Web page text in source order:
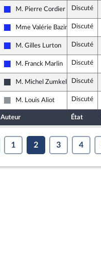
Les Républicains
M. Pierre Cordier Discuté
Les Républicains
Mme Valérie Bazin-Malgras
Discuté
Les Républicains
M. Gilles Lurton Discuté
Les Républicains
M. Franck Marlin Discuté
UDI, Agir et Indépendants
M. Michel ZumkellerDiscuté
Non inscrit
M. Louis Aliot Discuté
Auteur État
1 2 3 4